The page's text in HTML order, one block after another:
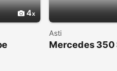
4
Asti
Mercedes 350